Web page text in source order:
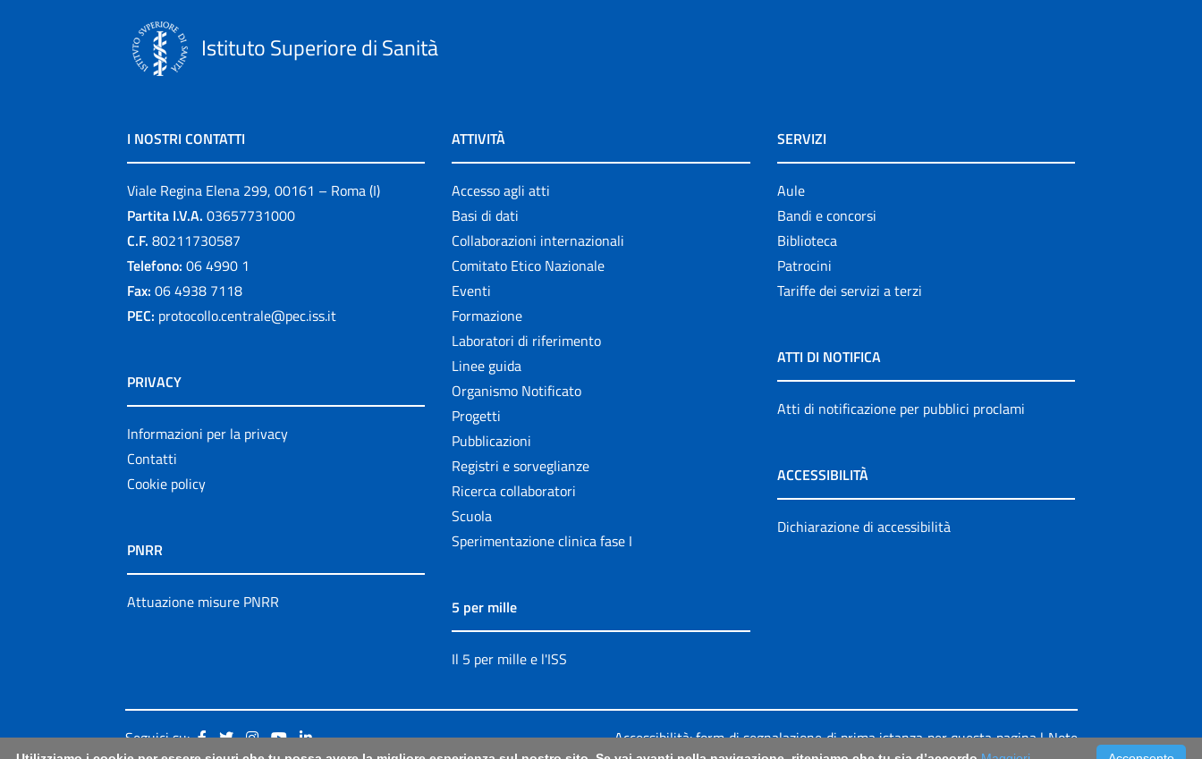
Istituto Superiore di Sanità
I NOSTRI CONTATTI
Viale Regina Elena 299, 00161 – Roma (I)
Partita I.V.A. 03657731000
C.F. 80211730587
Telefono: 06 4990 1
Fax: 06 4938 7118
PEC: protocollo.centrale@pec.iss.it
PRIVACY
Informazioni per la privacy
Contatti
Cookie policy
PNRR
Attuazione misure PNRR
ATTIVITÀ
Accesso agli atti
Basi di dati
Collaborazioni internazionali
Comitato Etico Nazionale
Eventi
Formazione
Laboratori di riferimento
Linee guida
Organismo Notificato
Progetti
Pubblicazioni
Registri e sorveglianze
Ricerca collaboratori
Scuola
Sperimentazione clinica fase I
5 per mille
Il 5 per mille e l'ISS
SERVIZI
Aule
Bandi e concorsi
Biblioteca
Patrocini
Tariffe dei servizi a terzi
ATTI DI NOTIFICA
Atti di notificazione per pubblici proclami
ACCESSIBILITÀ
Dichiarazione di accessibilità
Seguici su: Accessibilità: form di segnalazione di prima istanza per questa pagina|Note